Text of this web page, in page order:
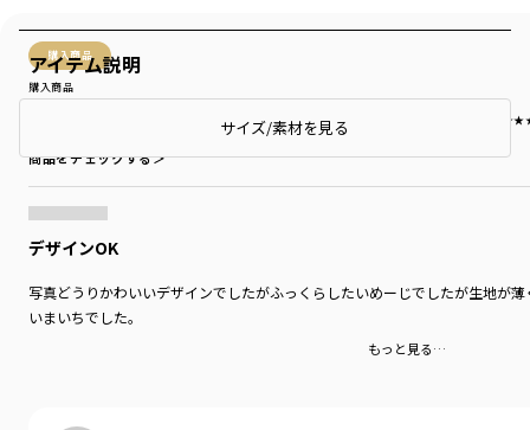
購入商品
購入商品
伸縮性：伸びる 着用シーン ：
サイズ：ベビーフリー色：ブラウン
商品をチェックする＞
デザインOK
写真どうりかわいいデザインでしたがふっくらしたいめーじでしたが生地が
いまいちでした。
もっと見る…
アイテム説明
サイズ/素材を見る